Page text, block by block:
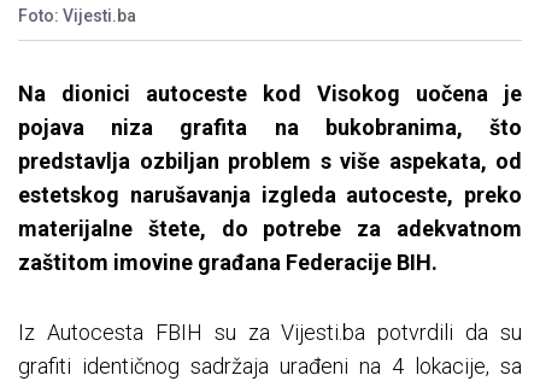
Foto: Vijesti.ba
Na dionici autoceste kod Visokog uočena je
pojava niza grafita na bukobranima, što
predstavlja ozbiljan problem s više aspekata, od
estetskog narušavanja izgleda autoceste, preko
materijalne štete, do potrebe za adekvatnom
zaštitom imovine građana Federacije BIH.
Iz Autocesta FBIH su za Vijesti.ba potvrdili da su
grafiti identičnog sadržaja urađeni na 4 lokacije, sa